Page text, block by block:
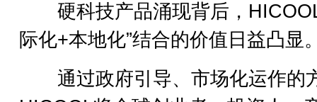
硬科技产品涌现背后，
际化+本地化”结合的价值日益凸显
通过政府引导、市场化运作的